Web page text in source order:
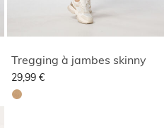
Tregging à jambes skinny
29,99 €